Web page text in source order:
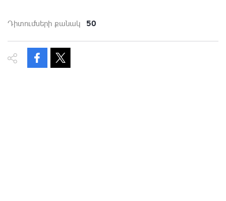
Դիտումների քանակ 50